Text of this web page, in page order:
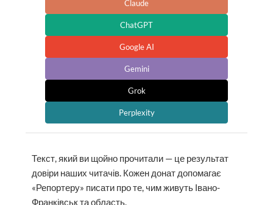
Claude
ChatGPT
Google AI
Gemini
Grok
Perplexity
Текст, який ви щойно прочитали — це результат
довіри наших читачів. Кожен донат допомагає
«Репортеру» писати про те, чим живуть Івано-
Франківськ та область.